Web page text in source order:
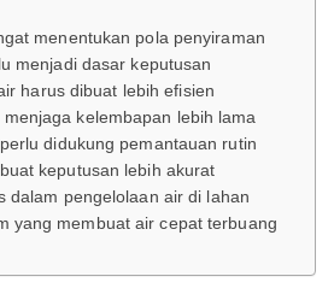
menentukan pola penyiraman
menjadi dasar keputusan
harus dibuat lebih efisien
kelembapan lebih lama
didukung pemantauan rutin
keputusan lebih akurat
dalam pengelolaan air di lahan
yang membuat air cepat terbuang